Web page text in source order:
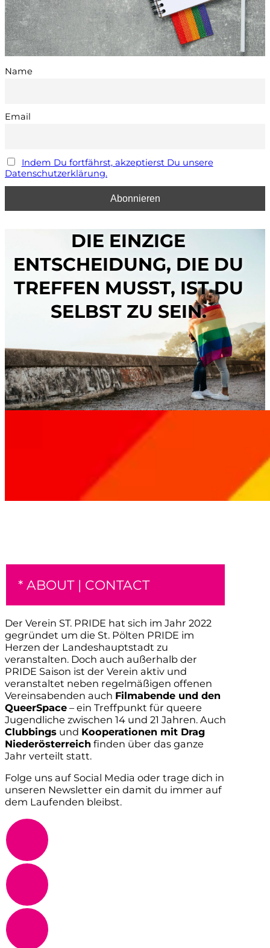
Name
Email
Indem Du fortfährst, akzeptierst Du unsere
Datenschutzerklärung.
DIE EINZIGE
ENTSCHEIDUNG, DIE DU
TREFFEN MUSST, IST DU
SELBST ZU SEIN.
* ABOUT | CONTACT
Der Verein ST. PRIDE hat sich im Jahr 2022
gegründet um die St. Pölten PRIDE im
Herzen der Landeshauptstadt zu
veranstalten. Doch auch außerhalb der
PRIDE Saison ist der Verein aktiv und
veranstaltet neben regelmäßigen offenen
Vereinsabenden auch Filmabende und den
QueerSpace – ein Treffpunkt für queere
Jugendliche zwischen 14 und 21 Jahren. Auch
Clubbings und Kooperationen mit Drag
Niederösterreich finden über das ganze
Jahr verteilt statt.
Folge uns auf Social Media oder trage dich in
unseren Newsletter ein damit du immer auf
dem Laufenden bleibst.